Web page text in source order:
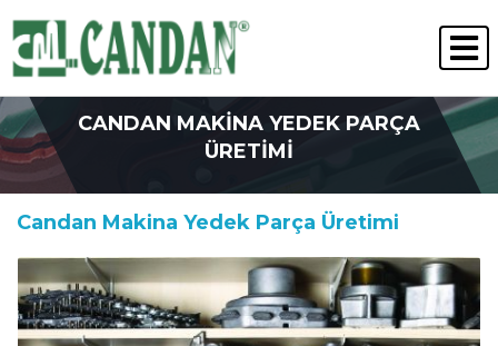
" Kalite Her Zaman Kazanır " İNSAN KAYNAKLARI
CANDAN MAKINA YEDEK PARÇA
ÜRETIMI
Candan Makina Yedek Parça Üretimi